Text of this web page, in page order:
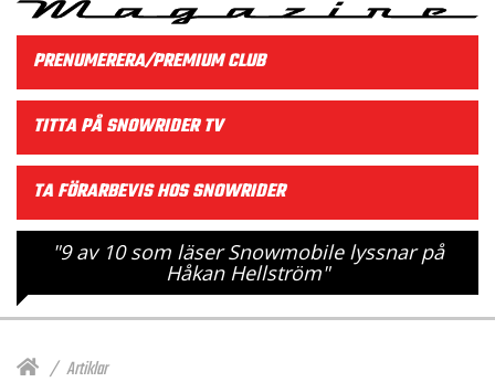
PRENUMERERA/PREMIUM CLUB
TITTA PÅ SNOWRIDER TV
TA FÖRARBEVIS HOS SNOWRIDER
"9 av 10 som läser Snowmobile lyssnar på
Håkan Hellström"
Artiklar